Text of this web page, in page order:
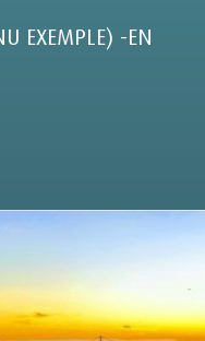
EXEMPLE) -EN